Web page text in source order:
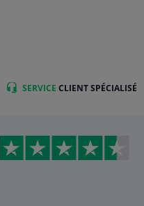
SERVICE CLIENT SPÉCIALISÉ